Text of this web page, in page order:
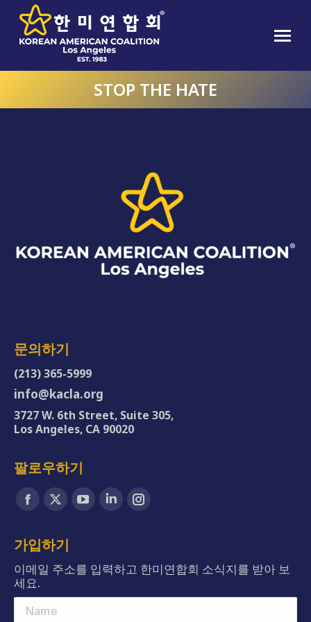
STOP THE HATE
문의하기
(213) 365-5999
info@kacla.org
3727 W. 6th Street, Suite 305,
Los Angeles, CA 90020
팔로우하기
Find us on:
Facebook
opens
in
new
window
X
opens
in
new
window
YouTube
in
new
window
Linkedin
in
new
window
Instagram
in
new
window
가입하기
이메일 주소를 입력하고 한미연합회 소식지를 받아 보
세요.
Name